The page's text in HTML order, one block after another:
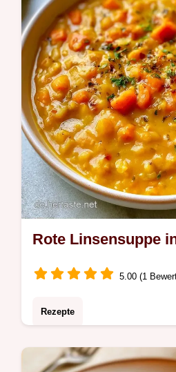
Rote Linsensuppe
5.00 (1
Rezepte
Linsensuppe sättigt